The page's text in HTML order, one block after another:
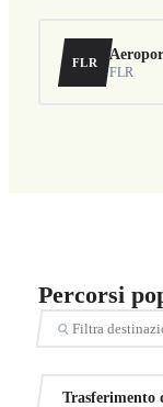
FLR
FLR
Percorsi
Trasferimento